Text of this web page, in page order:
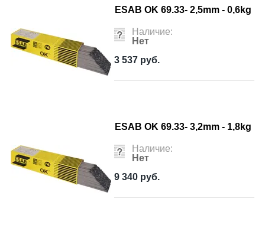
ESAB OK 69.33- 2,5mm - 0,6kg
Наличие:
Нет
3 537 руб.
ESAB OK 69.33- 3,2mm - 1,8kg
Наличие:
Нет
9 340 руб.